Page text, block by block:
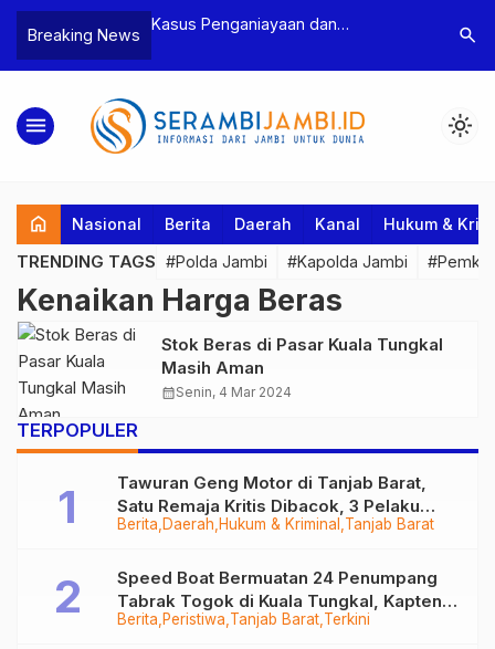
Breaking News
Bea Cukai
Pelaku beserta
dan 146 Gram
Kasus Penganiayaan dan
Tebo Tetapkan Dua Tersangka
Polres
Dua
search
menu light_mode
home Nasional Berita Daerah Kanal Hukum &
TRENDING TAGS #Polda Jambi #Kapolda Jambi
Kenaikan Harga Beras
Stok Beras di Pasar Kuala Tungkal
Masih Aman
calendar_monthSenin, 4 Mar 2024
TERPOPULER
Berita Daerah Hukum & Kriminal Tanjab Barat
Tawuran Geng Motor di Tanjab Barat,
Satu Remaja Kritis Dibacok, 3 Pelaku
Ditangkap
Berita Peristiwa Tanjab Barat Terkini
Speed Boat Bermuatan 24 Penumpang
Tabrak Togok di Kuala Tungkal, Kapten
Sempat Hilang